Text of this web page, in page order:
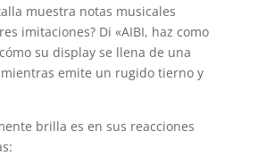
muestra notas musicales
imitaciones? Di «AIBI, haz como
su display se llena de una
emite un rugido tierno y
brilla es en sus reacciones